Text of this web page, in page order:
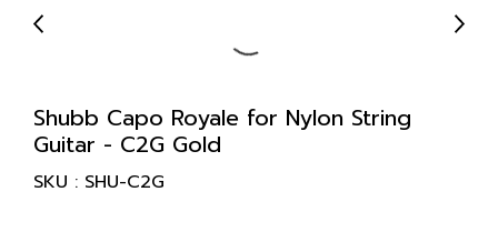
Shubb Capo Royale for Nylon String
Guitar - C2G Gold
SKU : SHU-C2G